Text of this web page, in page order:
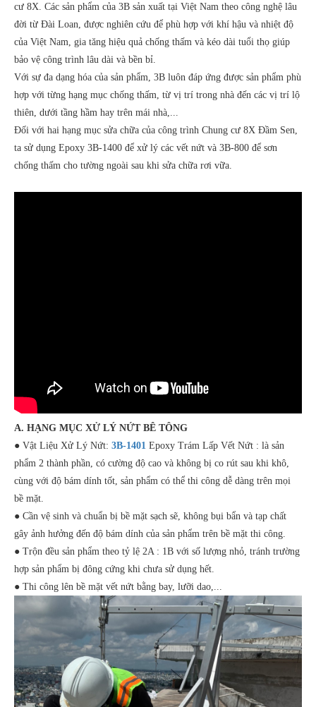
cư 8X. Các sản phẩm của 3B sản xuất tại Việt Nam theo công nghệ lâu
đời từ Đài Loan, được nghiên cứu để phù hợp với khí hậu và nhiệt độ
của Việt Nam, gia tăng hiệu quả chống thấm và kéo dài tuổi thọ giúp
bảo vệ công trình lâu dài và bền bỉ.
Với sự đa dạng hóa của sản phẩm, 3B luôn đáp ứng được sản phẩm phù
hợp với từng hạng mục chống thấm, từ vị trí trong nhà đến các vị trí lộ
thiên, dưới tầng hầm hay trên mái nhà,...
Đối với hai hạng mục sửa chữa của công trình Chung cư 8X Đầm Sen,
ta sử dụng Epoxy 3B-1400 để xử lý các vết nứt và 3B-800 để sơn
chống thấm cho tường ngoài sau khi sửa chữa rơi vữa.
A. HẠNG MỤC XỬ LÝ NỨT BÊ TÔNG
● Vật Liệu Xử Lý Nứt: 3B-1401 Epoxy Trám Lấp Vết Nứt : là sản
phẩm 2 thành phần, có cường độ cao và không bị co rút sau khi khô,
cùng với độ bám dính tốt, sản phẩm có thể thi công dễ dàng trên mọi
bề mặt.
● Cần vệ sinh và chuẩn bị bề mặt sạch sẽ, không bụi bẩn và tạp chất
gây ảnh hưởng đến độ bám dính của sản phẩm trên bề mặt thi công.
● Trộn đều sản phẩm theo tỷ lệ 2A : 1B với số lượng nhỏ, tránh trường
hợp sản phẩm bị đông cứng khi chưa sử dụng hết.
● Thi công lên bề mặt vết nứt bằng bay, lưỡi dao,...